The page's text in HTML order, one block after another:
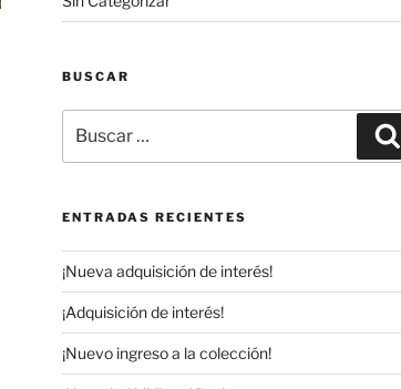
BUSCAR
por:
ENTRADAS RECIENTES
¡Nueva adquisición de interés!
¡Adquisición de interés!
¡Nuevo ingreso a la colección!